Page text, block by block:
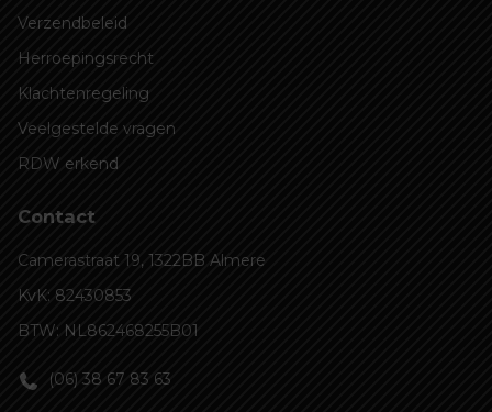
Verzendbeleid
Herroepingsrecht
Klachtenregeling
Veelgestelde vragen
RDW erkend
Contact
Camerastraat 19, 1322BB Almere
KvK: 82430853
BTW: NL862468255B01
(06) 38 67 83 63